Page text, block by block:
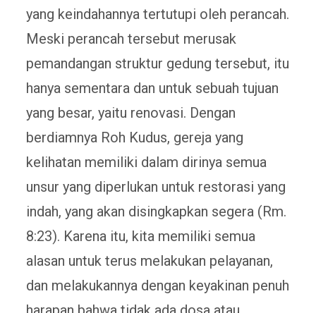
yang keindahannya tertutupi oleh perancah.
Meski perancah tersebut merusak
pemandangan struktur gedung tersebut, itu
hanya sementara dan untuk sebuah tujuan
yang besar, yaitu renovasi. Dengan
berdiamnya Roh Kudus, gereja yang
kelihatan memiliki dalam dirinya semua
unsur yang diperlukan untuk restorasi yang
indah, yang akan disingkapkan segera (Rm.
8:23). Karena itu, kita memiliki semua
alasan untuk terus melakukan pelayanan,
dan melakukannya dengan keyakinan penuh